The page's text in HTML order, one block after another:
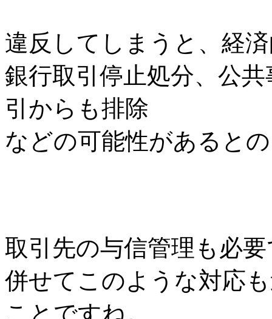
違反してしまうと、経
銀行取引停止処分、公
引からも排除
などの可能性があると
取引先の与信管理も必
併せてこのような対応
ことですね。